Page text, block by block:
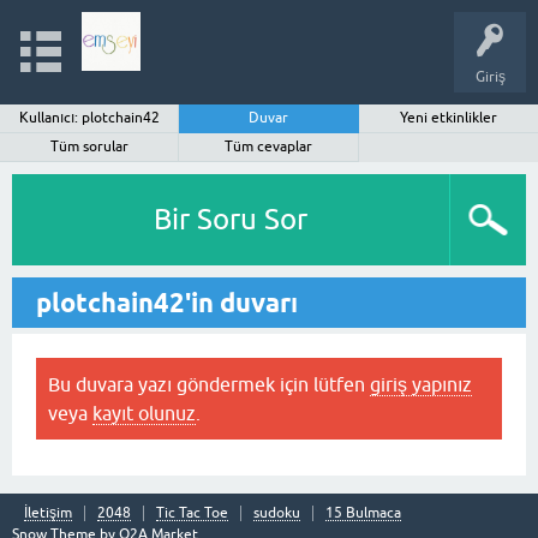
Giriş
Kullanıcı: plotchain42 Duvar
Yeni etkinlikler
Tüm sorular
Tüm cevaplar
Bir Soru Sor
plotchain42'in duvarı
Bu duvara yazı göndermek için lütfen giriş yapınız
veya kayıt olunuz
İletişim 2048 Tic Tac Toe sudoku
15 Bulmaca
Snow Theme by Q2A Market